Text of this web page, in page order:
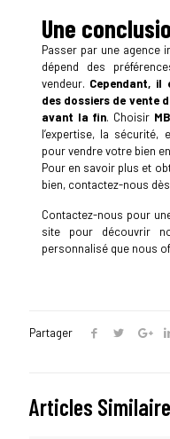
Une
Passer par une agence
dépend des
vendeur. Cependant,
des dossiers de vente
avant la fin. Choisir
l’expertise, la sécurité,
pour vendre votre bien
Pour en savoir plus et
bien, contactez-nous dès
Contactez-nous pour
site pour découvrir
personnalisé que nous
Partager
Articles